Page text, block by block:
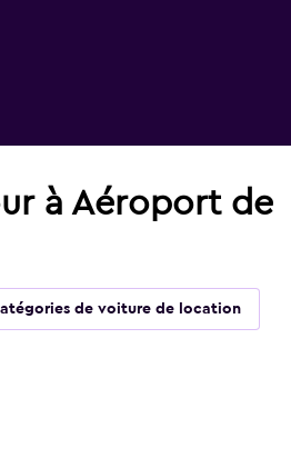
à Aéroport de
de voiture de location